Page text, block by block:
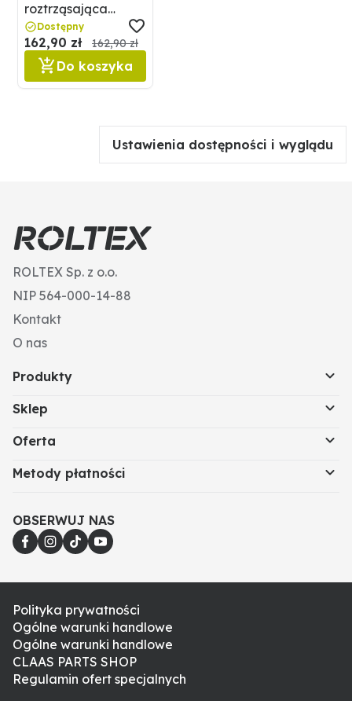
roztrząsająca
67000037
Dostępny
162,90 zł 162,90 zł
Do koszyka
Ustawienia dostępności i wyglądu
ROLTEX Sp. z o.o.
NIP 564-000-14-88
Kontakt
O nas
Produkty
Sklep
Oferta
Metody płatności
OBSERWUJ NAS
Polityka prywatności
Ogólne warunki handlowe
Ogólne warunki handlowe
CLAAS PARTS SHOP
Regulamin ofert specjalnych